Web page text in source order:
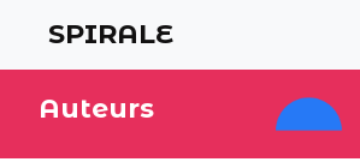
SPIRALE
Auteurs